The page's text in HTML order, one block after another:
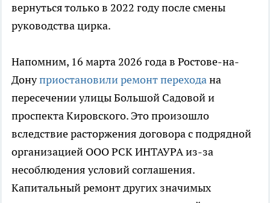
вернуться только в 2022 году после смены
руководства цирка.
Напомним, 16 марта 2026 года в Ростове-на-
Донуприостановили ремонт переходана
пересечении улицы Большой Садовой и
проспекта Кировского. Это произошло
вследствие расторжения договора с подрядной
организацией ООО РСК ИНТАУРА из-за
несоблюдения условий соглашения.
Капитальный ремонт других значимых